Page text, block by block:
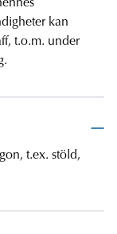
kan
t.o.m. under
t.ex. stöld,